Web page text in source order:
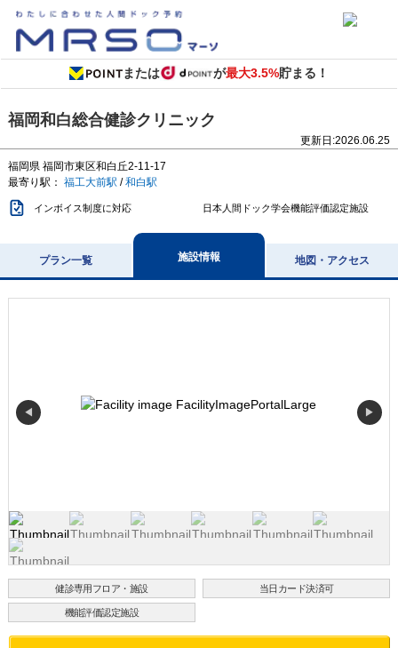
または が最大3.5%貯まる！
福岡和白総合健診クリニック
更新日:2026.06.25
福岡県 福岡市東区和白丘2-11-17
最寄り駅： 福工大前駅 /和白駅
インボイス制度に対応 日本人間ドック学会機能評価認定施設
プラン一覧 施設情報 地図・アクセス
◀ ▶
健診専用フロア・施設 当日カード決済可
機能評価認定施設